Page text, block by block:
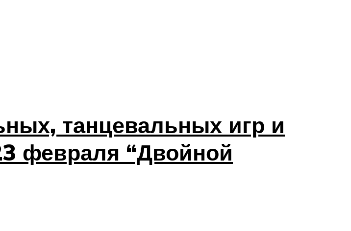
танцевальных игр и
февраля “Двойной